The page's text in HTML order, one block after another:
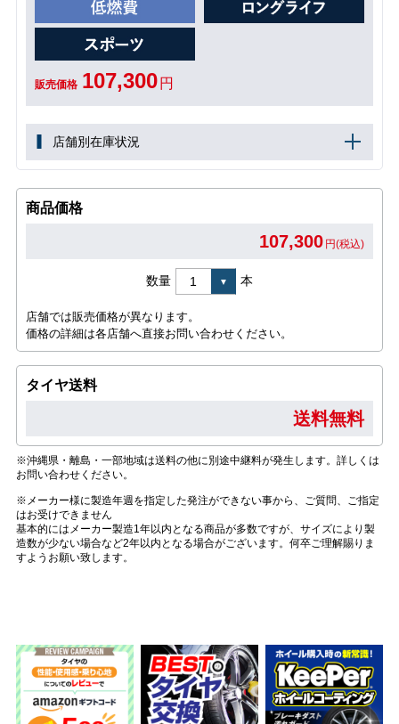
販売価格 107,300 円
店舗別在庫状況
商品価格
107,300 円(税込)
数量 本
店舗では販売価格が異なります。
価格の詳細は各店舗へ直接お問い合わせください。
タイヤ送料
送料無料
※沖縄県・離島・一部地域は送料の他に別途中継料が発生します。詳しくは
お問い合わせください。
※メーカー様に製造年週を指定した発注ができない事から、ご質問、ご指定
はお受けできません
基本的にはメーカー製造1年以内となる商品が多数ですが、サイズにより製
造数が少ない場合など2年以内となる場合がございます。何卒ご理解賜りま
すようお願い致します。